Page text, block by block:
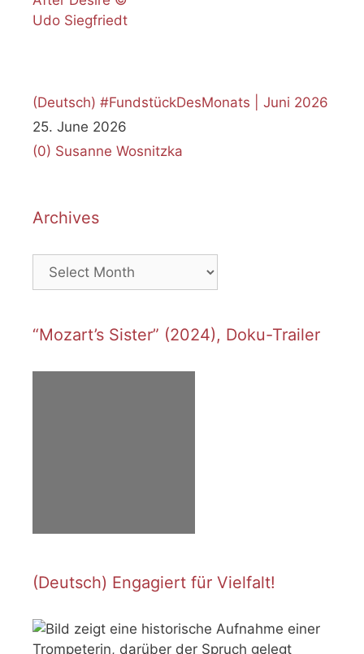
(Deutsch) #FundstückDesMonats | Juni 2026
25. June 2026
(0) Susanne Wosnitzka
Archives
Archives
“Mozart’s Sister” (2024), Doku-Trailer
(Deutsch) Engagiert für Vielfalt!